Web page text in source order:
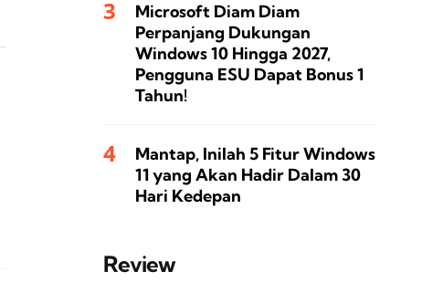
Microsoft Diam Diam
Perpanjang Dukungan
Windows 10 Hingga 2027,
Pengguna ESU Dapat Bonus 1
Tahun!
Mantap, Inilah 5 Fitur Windows
11 yang Akan Hadir Dalam 30
Hari Kedepan
Review